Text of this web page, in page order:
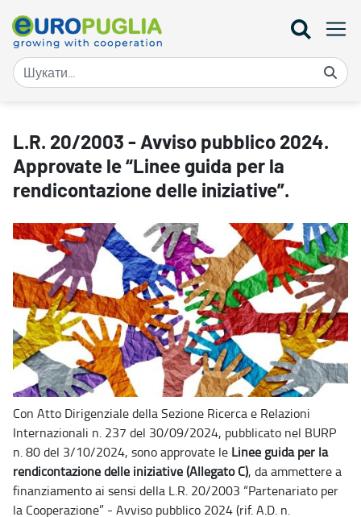
L.R. 20/2003 - Avviso pubblico 2024.
Approvate le “Linee guida per la
rendicontazione delle iniziative”.
Con Atto Dirigenziale della Sezione Ricerca e Relazioni
Internazionali n. 237 del 30/09/2024, pubblicato nel BURP
n. 80 del 3/10/2024, sono approvate le Linee guida per la
rendicontazione delle iniziative (Allegato C), da ammettere a
finanziamento ai sensi della L.R. 20/2003 “Partenariato per
la Cooperazione” - Avviso pubblico 2024 (rif. A.D. n.